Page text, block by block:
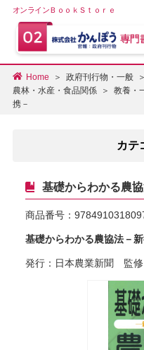
オンラインＢｏｏｋＳｔｏｒｅ
Home 政府刊行物・一般
農林・水産・食品関係
教養・
携－
カテ
基礎からわかる農
商品番号：
基礎からわかる農協法－
発行：日本農業新聞 監